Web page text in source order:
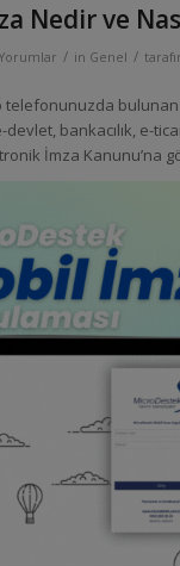
Nedir ve
/ in Genel /
telefonunuzda
devlet, bankacılık, e-
İmza